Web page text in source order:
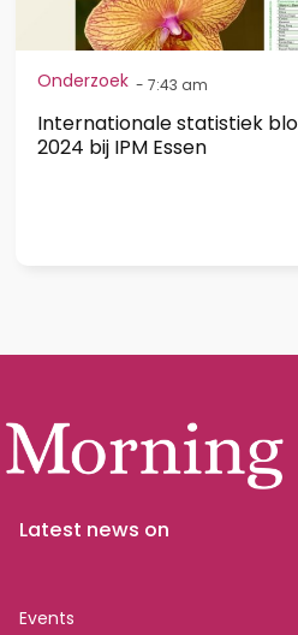
Onderzoek - 7:43 am
Internationale statistiek
2024 bij IPM Essen
Latest news on
Events